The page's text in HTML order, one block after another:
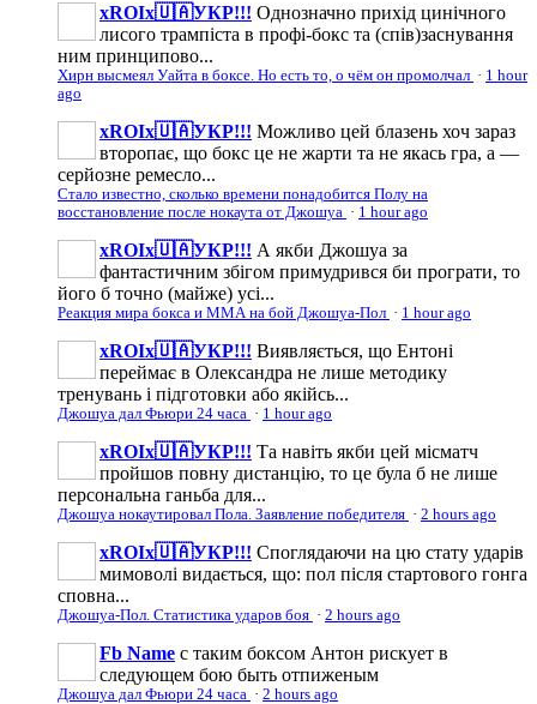
xROIx🇺🇦УКР!!! Однозначно прихід цинічного
лисого трампіста в профі-бокс та (спів)заснування
ним принципово...
Хирн высмеял Уайта в боксе. Но есть то, о чём он промолчал · 1 hour
ago
xROIx🇺🇦УКР!!! Можливо цей блазень хоч зараз
второпає, що бокс це не жарти та не якась гра, а —
серйозне ремесло...
Стало известно, сколько времени понадобится Полу на
восстановление после нокаута от Джошуа · 1 hour ago
xROIx🇺🇦УКР!!! А якби Джошуа за
фантастичним збігом примудрився би програти, то
його б точно (майже) усі...
Реакция мира бокса и ММА на бой Джошуа-Пол · 1 hour ago
xROIx🇺🇦УКР!!! Виявляється, що Ентоні
переймає в Олександра не лише методику
тренувань і підготовки або якійсь...
Джошуа дал Фьюри 24 часа · 1 hour ago
xROIx🇺🇦УКР!!! Та навіть якби цей місматч
пройшов повну дистанцію, то це була б не лише
персональна ганьба для...
Джошуа нокаутировал Пола. Заявление победителя · 2 hours ago
xROIx🇺🇦УКР!!! Споглядаючи на цю стату ударів
мимоволі видається, що: пол після стартового гонга
сповна...
Джошуа-Пол. Статистика ударов боя · 2 hours ago
Fb Name с таким боксом Антон рискует в
следующем бою быть отпиженым
Джошуа дал Фьюри 24 часа · 2 hours ago